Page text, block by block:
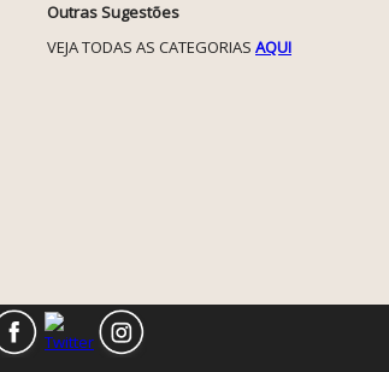
Outras Sugestões
VEJA TODAS AS CATEGORIAS AQUI